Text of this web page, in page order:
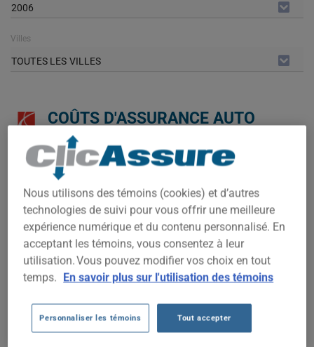
2006
Villes
TOUTES LES VILLES
COÛTS D'ASSURANCE AUTO
SATURN ION 2006 DEPUIS 2022.
Nous n'avons pas encore suffisamment de données
d'assurance auto pour ce véhicule.
Essayez un autre modèle ou une autre année, ou
commencez une soumission pour un prix personnalisé.
Pour trouver la meilleur assurance pour votre véhicule
SATURN ION 2006, il est plus important que jamais de
comparer les options disponibles.
Nous utilisons des témoins (cookies) et d’autres
technologies de suivi pour vous offrir une meilleure
expérience numérique et du contenu personnalisé. En
acceptant les témoins, vous consentez à leur
utilisation. Vous pouvez modifier vos choix en tout
temps. En savoir plus sur l'utilisation des témoins
Personnaliser les témoins Tout accepter